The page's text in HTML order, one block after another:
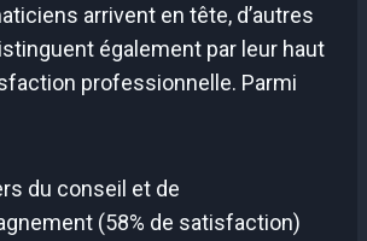
arrivent en tête, d’autres
également par leur haut
professionnelle. Parmi
du conseil et de
(58% de satisfaction)